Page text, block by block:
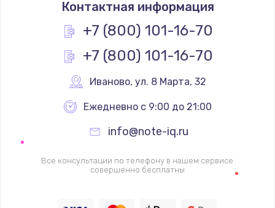
Контактная информация
+7 (800) 101-16-70
+7 (800) 101-16-70
Иваново, ул. 8 Марта, 32
Ежедневно с 9:00 до 21:00
info@note-iq.ru
Все консультации по телефону в нашем сервисе
совершенно бесплатны